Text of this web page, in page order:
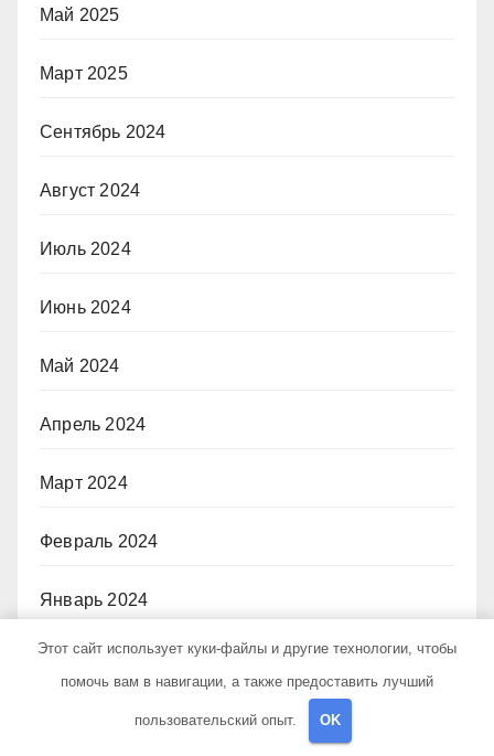
Май 2025
Март 2025
Сентябрь 2024
Август 2024
Июль 2024
Июнь 2024
Май 2024
Апрель 2024
Март 2024
Февраль 2024
Январь 2024
Декабрь 2023
Ноябрь 2023
Этот сайт использует куки-файлы и другие технологии, чтобы
помочь вам в навигации, а также предоставить лучший
пользовательский опыт. OK